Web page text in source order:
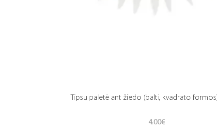
Tipsų paletė ant žiedo (balti, kvadrato
4.00€